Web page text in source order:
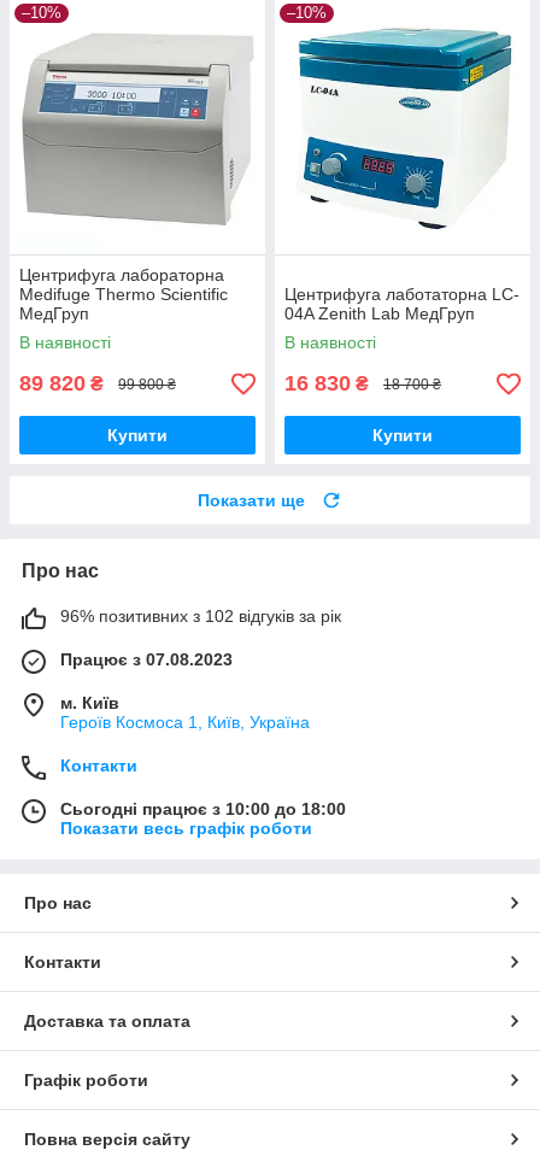
–10%
Центрифуга лабораторна
Medifuge Thermo Scientific
МедГруп
В наявності
89 820 ₴ 99 800 ₴
Купити
–10%
Центрифуга лаботаторна LC-
04A Zenith Lab МедГруп
В наявності
16 830 ₴ 18 700 ₴
Купити
Показати ще
Про нас
96% позитивних з 102 відгуків за рік
Працює з 07.08.2023
м. Київ
Героїв Космоса 1, Київ, Україна
Контакти
Сьогодні працює з 10:00 до 18:00
Показати весь графік роботи
Про нас
Контакти
Доставка та оплата
Графік роботи
Повна версія сайту